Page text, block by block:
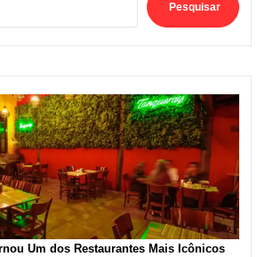
Pesquisar
Um dos Restaurantes Mais Icônicos